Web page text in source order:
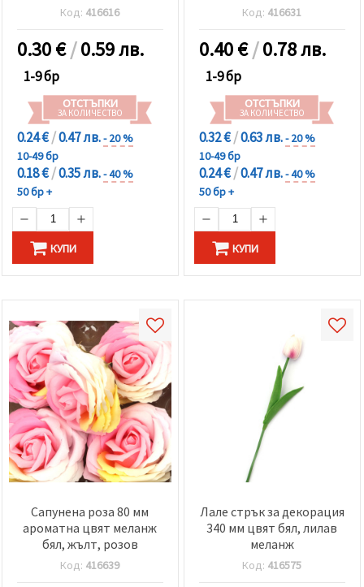
Код: 416616
0.30€/0.59 лв.
1-9 бр
ОТСТЪПКИ
ЗА КОЛИЧЕСТВО
0.24 €/0.47 лв.- 20 %
10-49 бр
0.18 €/0.35 лв.- 40 %
50 бр +
КУПИ
Код: 416631
0.40€/0.78 лв.
1-9 бр
ОТСТЪПКИ
ЗА КОЛИЧЕСТВО
0.32 €/0.63 лв.- 20 %
10-49 бр
0.24 €/0.47 лв.- 40 %
50 бр +
КУПИ
Сапунена роза 80 мм
ароматна цвят меланж
бял, жълт, розов
Код: 416639
Лале стрък за декорация
340 мм цвят бял, лилав
меланж
Код: 416575